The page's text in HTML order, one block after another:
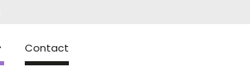
Contact